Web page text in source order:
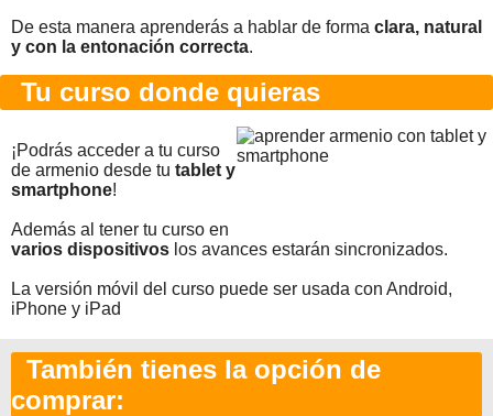
De esta manera aprenderás a hablar de forma clara, natural
y con la entonación correcta.
Tu curso donde quieras
¡Podrás acceder a tu curso
de armenio desde tu tablet y
smartphone!
Además al tener tu curso en
varios dispositivos los avances estarán sincronizados.
La versión móvil del curso puede ser usada con Android,
iPhone y iPad
También tienes la opción de
comprar: